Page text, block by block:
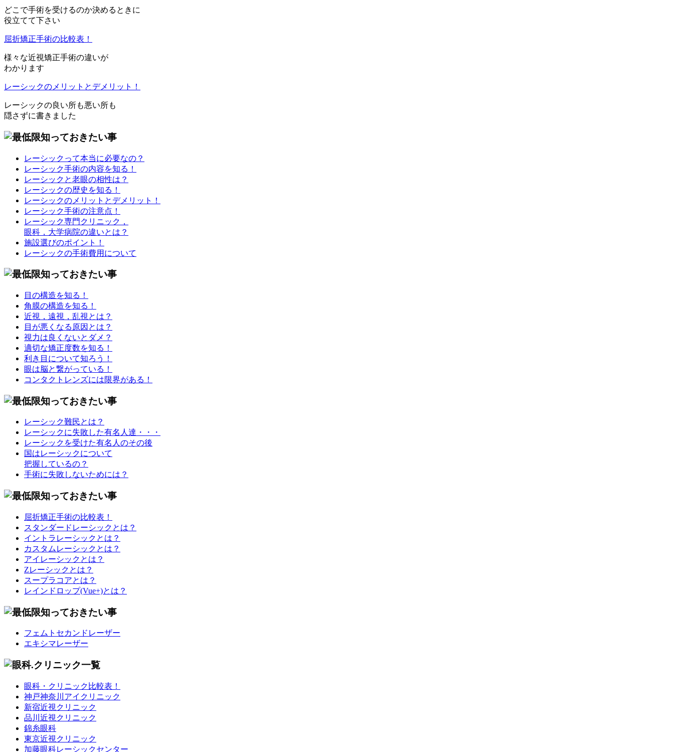
どこで手術を受けるのか決めるときに
役立てて下さい
屈折矯正手術の比較表！
様々な近視矯正手術の違いが
わかります
レーシックのメリットとデメリット！
レーシックの良い所も悪い所も
隠さずに書きました
レーシックって本当に必要なの？
レーシック手術の内容を知る！
レーシックと老眼の相性は？
レーシックの歴史を知る！
レーシックのメリットとデメリット！
レーシック手術の注意点！
レーシック専門クリニック，
眼科，大学病院の違いとは？
施設選びのポイント！
レーシックの手術費用について
目の構造を知る！
角膜の構造を知る！
近視，遠視，乱視とは？
目が悪くなる原因とは？
視力は良くないとダメ？
適切な矯正度数を知る！
利き目について知ろう！
眼は脳と繋がっている！
コンタクトレンズには限界がある！
レーシック難民とは？
レーシックに失敗した有名人達・・・
レーシックを受けた有名人のその後
国はレーシックについて
把握しているの？
手術に失敗しないためには？
屈折矯正手術の比較表！
スタンダードレーシックとは？
イントラレーシックとは？
カスタムレーシックとは？
アイレーシックとは？
Zレーシックとは？
スープラコアとは？
レインドロップ(Vue+)とは？
フェムトセカンドレーザー
エキシマレーザー
眼科・クリニック比較表！
神戸神奈川アイクリニック
新宿近視クリニック
品川近視クリニック
錦糸眼科
東京近視クリニック
加藤眼科レーシックセンター